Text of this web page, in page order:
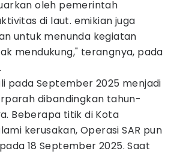
oleh pemerintah
di laut. emikian juga
untuk menunda kegiatan
mendukung," terangnya, pada
pada September 2025 menjadi
dibandingkan tahun-
Beberapa titik di Kota
kerusakan, Operasi SAR pun
18 September 2025. Saat